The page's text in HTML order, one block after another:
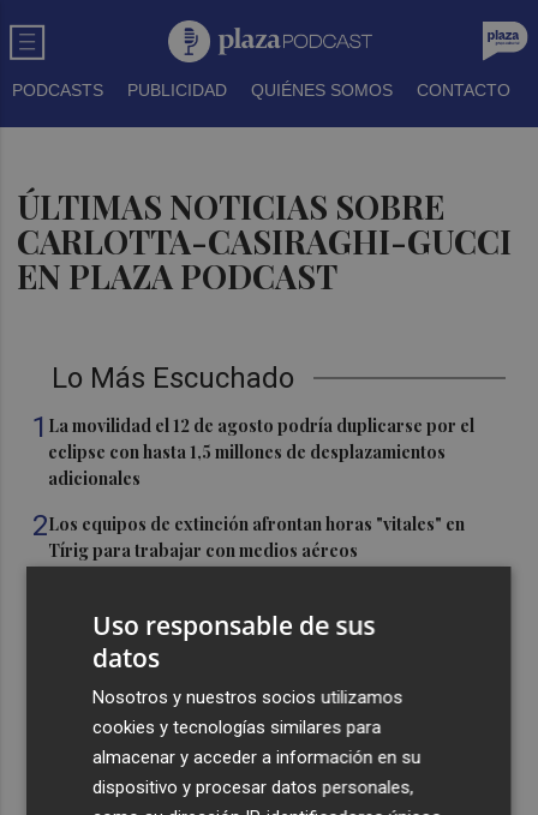
PODCASTS PUBLICIDAD QUIÉNES SOMOS CONTACTO
ÚLTIMAS NOTICIAS SOBRE
CARLOTTA-CASIRAGHI-GUCCI
EN PLAZA PODCAST
Lo Más Escuchado
1 La movilidad el 12 de agosto podría duplicarse por el
eclipse con hasta 1,5 millones de desplazamientos
adicionales
2Los equipos de extinción afrontan horas "vitales" en
Tírig para trabajar con medios aéreos
seguridad por el eclipse del día 12, con más de 24.000
efectivos
El Ayuntamiento de València lanza un decálogo para
seguir el eclipse con seguridad
Jorge Martín logra su primera 'pole position' en
Silverstone, con nuevo récord
Uso responsable de sus
datos
Nosotros y nuestros socios utilizamos
cookies y tecnologías similares para
almacenar y acceder a información en su
dispositivo y procesar datos personales,